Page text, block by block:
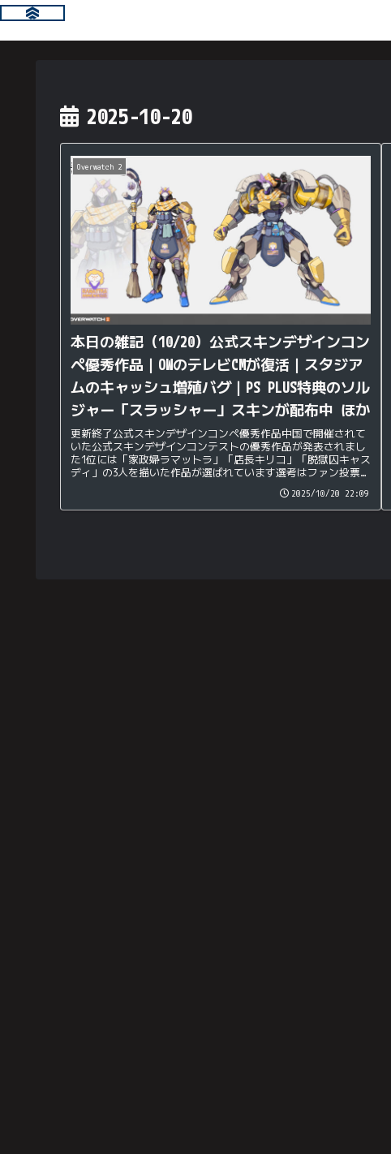
2025-10-20
Overwatch 2
本日の雑記（10/20）公式スキンデザインコン
ペ優秀作品｜OWのテレビCMが復活｜スタジア
ムのキャッシュ増殖バグ｜PS PLUS特典のソル
ジャー「スラッシャー」スキンが配布中 ほか
更新終了公式スキンデザインコンペ優秀作品中国で開催されて
いた公式スキンデザインコンテストの優秀作品が発表されまし
た1位には「家政婦ラマットラ」「店長キリコ」「脱獄囚キャス
ディ」の3人を描いた作品が選ばれています選考はファン投票だ
2025/10/20 22:09